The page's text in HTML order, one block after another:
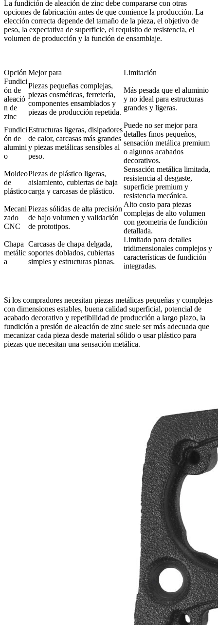
La fundición de aleación de zinc debe compararse con otras
opciones de fabricación antes de que comience la producción. La
elección correcta depende del tamaño de la pieza, el objetivo de
peso, la expectativa de superficie, el requisito de resistencia, el
volumen de producción y la función de ensamblaje.
Opción Mejor para
Limitación
Fundici
ón de
aleació
n de
zinc
Piezas pequeñas complejas,
piezas cosméticas, ferretería,
componentes ensamblados y
piezas de producción repetida.
Más pesada que el aluminio
y no ideal para estructuras
grandes y ligeras.
Fundici
ón de
alumini
o
Estructuras ligeras, disipadores
de calor, carcasas más grandes
y piezas metálicas sensibles al
peso.
Puede no ser mejor para
detalles finos pequeños,
sensación metálica premium
o algunos acabados
decorativos.
Moldeo
de
plástico
Piezas de plástico ligeras,
aislamiento, cubiertas de baja
carga y carcasas de plástico.
Sensación metálica limitada,
resistencia al desgaste,
superficie premium y
resistencia mecánica.
Mecani
zado
CNC
Piezas sólidas de alta precisión
de bajo volumen y validación
de prototipos.
Alto costo para piezas
complejas de alto volumen
con geometría de fundición
detallada.
Chapa
metálic
a
Carcasas de chapa delgada,
soportes doblados, cubiertas
simples y estructuras planas.
Limitado para detalles
tridimensionales complejos y
características de fundición
integradas.
Si los compradores necesitan piezas metálicas pequeñas y complejas
con dimensiones estables, buena calidad superficial, potencial de
acabado decorativo y repetibilidad de producción a largo plazo, la
fundición a presión de aleación de zinc suele ser más adecuada que
mecanizar cada pieza desde material sólido o usar plástico para
piezas que necesitan una sensación metálica.